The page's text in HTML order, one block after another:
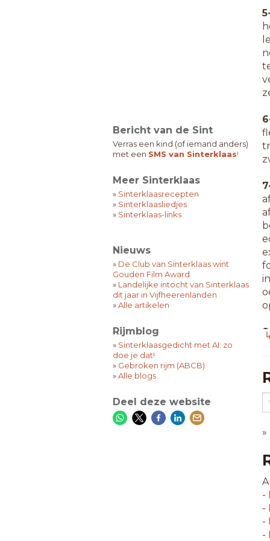
Bericht van de Sint
Verras een kind (of iemand anders)
met een SMS van Sinterklaas!
Meer Sinterklaas
» Sinterklaasrecepten
» Sinterklaasliedjes
» Sinterklaas-links
Nieuws
» De Club van Sinterklaas wint
Gouden Film Award
» Landelijke intocht van Sinterklaas
dit jaar in Vijfheerenlanden
»Alle artikelen
Rijmblog
» Sinterklaasgedicht met AI: zo
doe je dat!
» Gebroken rijm (ABCB)
»Alle blogs
Deel deze website
-
-
-
-